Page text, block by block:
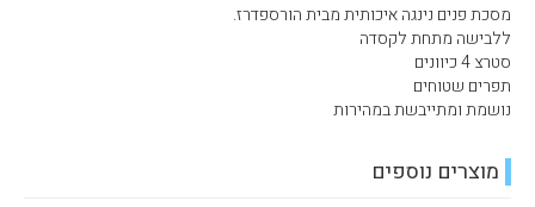
מסכת פנים נינגה איכותית מבית הורספדרז.
ללבישה מתחת לקסדה
סטרצ 4 כיוונים
תפרים שטוחים
נושמת ומתייבשת במהירות
מוצרים נוספים